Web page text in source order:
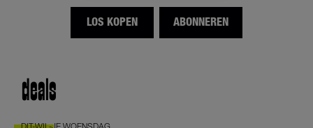
LOS KOPEN ABONNEREN
deals